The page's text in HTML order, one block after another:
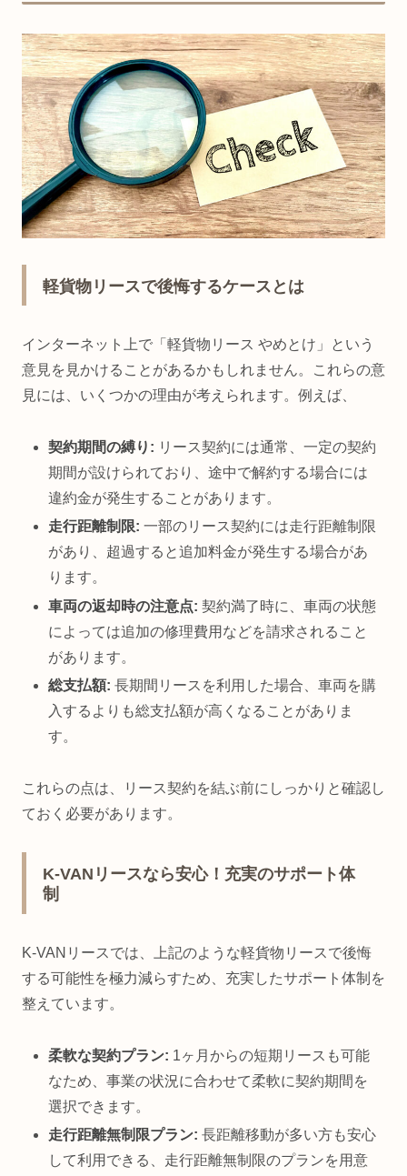
軽貨物リースで後悔するケースとは
インターネット上で「軽貨物リース やめとけ」という
意見を見かけることがあるかもしれません。これらの意
見には、いくつかの理由が考えられます。例えば、
契約期間の縛り: リース契約には通常、一定の契約
期間が設けられており、途中で解約する場合には
違約金が発生することがあります。
走行距離制限: 一部のリース契約には走行距離制限
があり、超過すると追加料金が発生する場合があ
ります。
車両の返却時の注意点: 契約満了時に、車両の状態
によっては追加の修理費用などを請求されること
があります。
総支払額: 長期間リースを利用した場合、車両を購
入するよりも総支払額が高くなることがありま
す。
これらの点は、リース契約を結ぶ前にしっかりと確認し
ておく必要があります。
K-VANリースなら安心！充実のサポート体
制
K-VANリースでは、上記のような軽貨物リースで後悔
する可能性を極力減らすため、充実したサポート体制を
整えています。
柔軟な契約プラン: 1ヶ月からの短期リースも可能
なため、事業の状況に合わせて柔軟に契約期間を
選択できます。
走行距離無制限プラン: 長距離移動が多い方も安心
して利用できる、走行距離無制限のプランを用意